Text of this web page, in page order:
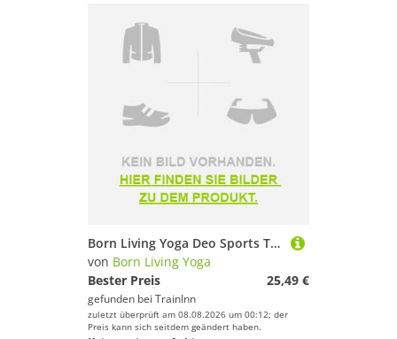
Born Living Yoga Deo Sports Top Weiß XS Frau
von Born Living Yoga
Bester Preis
25,49 €
gefunden bei TrainInn
zuletzt überprüft am 08.08.2026 um 00:12; der
Preis kann sich seitdem geändert haben.